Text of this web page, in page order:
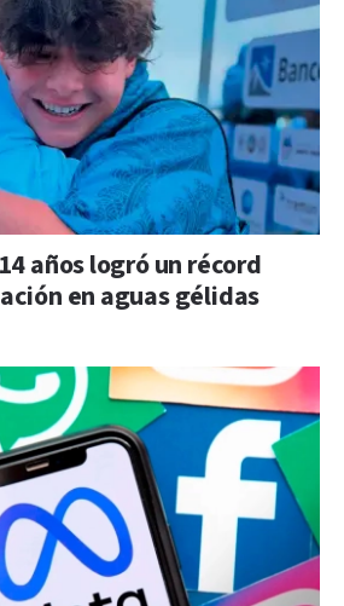
años logró un récord
en aguas gélidas